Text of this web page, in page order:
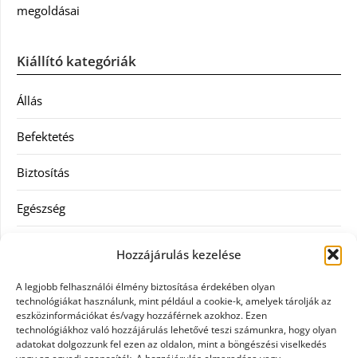
Hozzájárulás kezelése
A legjobb felhasználói élmény biztosítása érdekében olyan
technológiákat használunk, mint például a cookie-k, amelyek tárolják az
eszközinformációkat és/vagy hozzáférnek azokhoz. Ezen
technológiákhoz való hozzájárulás lehetővé teszi számunkra, hogy olyan
adatokat dolgozzunk fel ezen az oldalon, mint a böngészési viselkedés
megoldásai
Kiállító kategóriák
Állás
Befektetés
Biztosítás
Egészség
Ingatlan
Művészetek és szórakozás
Múzeumok